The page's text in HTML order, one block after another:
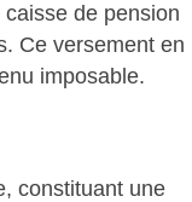
de pension
Ce versement en
imposable.
constituant une